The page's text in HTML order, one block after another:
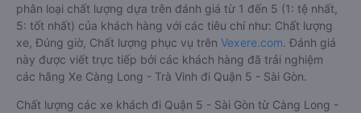
phân loại chất lượng dựa trên đánh giá từ 1 đến 5 (1: tệ nhất,
5: tốt nhất) của khách hàng với các tiêu chí như: Chất lượng
xe, Đúng giờ, Chất lượng phục vụ trên Vexere.com. Đánh giá
này được viết trực tiếp bởi các khách hàng đã trải nghiệm
các hãng Xe Càng Long - Trà Vinh đi Quận 5 - Sài Gòn.
Chất lượng các xe khách đi Quận 5 - Sài Gòn từ Càng Long -